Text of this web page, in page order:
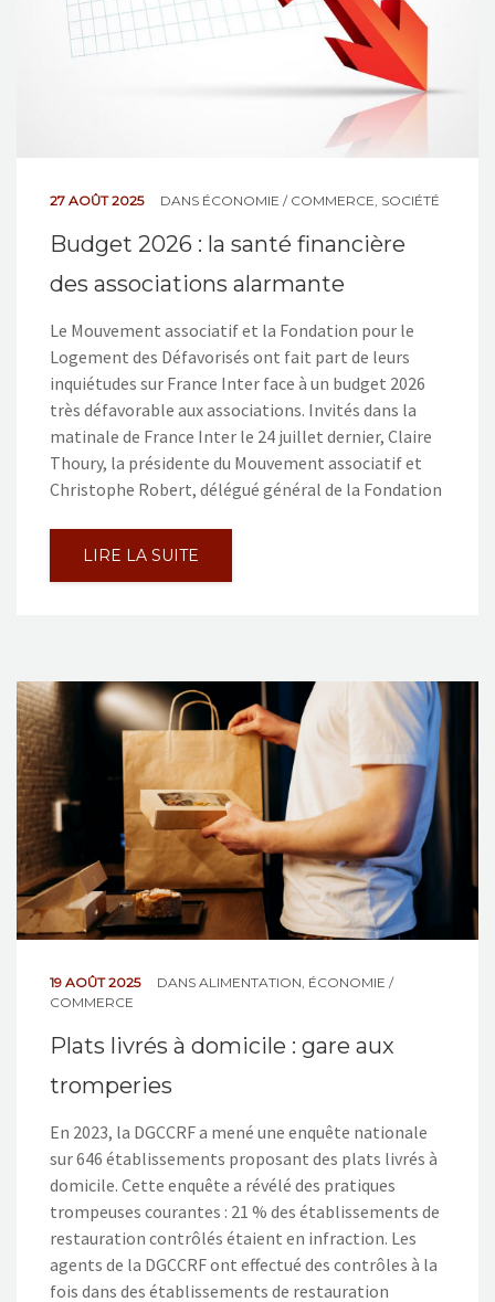
27 AOÛT 2025 DANS ÉCONOMIE / COMMERCE SOCIÉTÉ
Budget 2026 : la santé financière
des associations alarmante
Le Mouvement associatif et la Fondation pour le
Logement des Défavorisés ont fait part de leurs
inquiétudes sur France Inter face à un budget 2026
très défavorable aux associations. Invités dans la
matinale de France Inter le 24 juillet dernier, Claire
Thoury, la présidente du Mouvement associatif et
Christophe Robert, délégué général de la Fondation
LIRE LA SUITE
19 AOÛT 2025 DANS ALIMENTATION, ÉCONOMIE /
COMMERCE
Plats livrés à domicile : gare aux
tromperies
En 2023, la DGCCRF a mené une enquête nationale
sur 646 établissements proposant des plats livrés à
domicile. Cette enquête a révélé des pratiques
trompeuses courantes : 21 % des établissements de
restauration contrôlés étaient en infraction. Les
agents de la DGCCRF ont effectué des contrôles à la
fois dans des établissements de restauration